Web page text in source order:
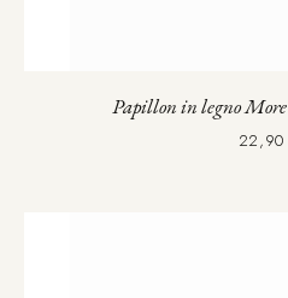
Papillon in legno